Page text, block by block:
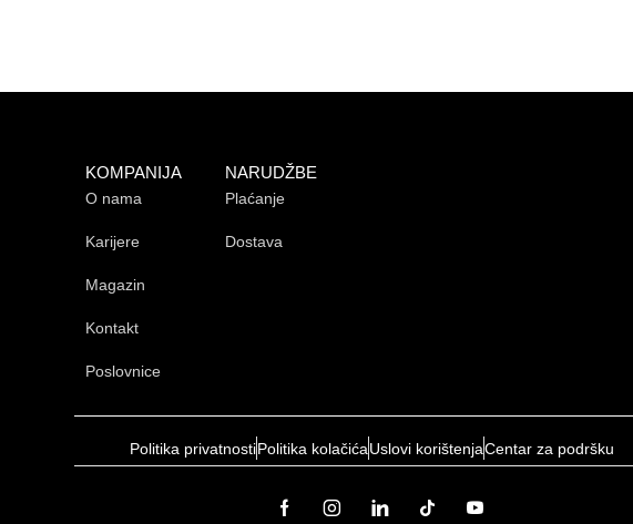
KOMPANIJA
O nama
Karijere
Magazin
Kontakt
Poslovnice
NARUDŽBE
Plaćanje
Dostava
Politika privatnostiPolitika kolačićaUslovi korištenjaCentar za podršku